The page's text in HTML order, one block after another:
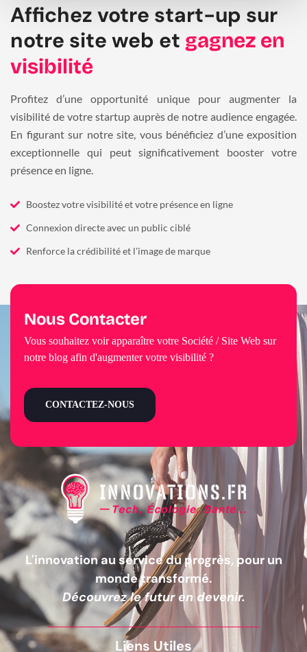
Affichez votre start-up sur
notre site web et gagnez en
visibilité
Profitez d’une opportunité unique pour augmenter la
visibilité de votre startup auprès de notre audience engagée.
En figurant sur notre site, vous bénéficiez d’une exposition
exceptionnelle qui peut significativement booster votre
présence en ligne.
Boostez votre visibilité et votre présence en ligne
Connexion directe avec un public ciblé
Renforce la crédibilité et l'image de marque
L'innovation au service du progrès, pour un
monde transformé.
Découvrez le futur en devenir.
Liens Utiles
Nous Contacter
Vous souhaitez voir apparaître votre Société / Site Web sur
notre blog afin d'augmenter votre visibilité ?
CONTACTEZ-NOUS